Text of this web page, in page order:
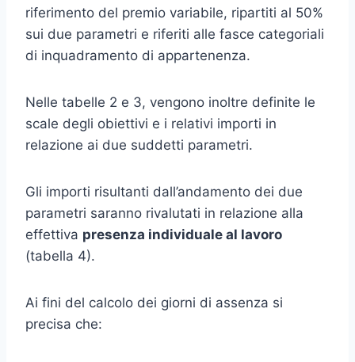
riferimento del pre­mio variabile, ripartiti al 50%
sui due parametri e riferiti alle fasce ca­tegoriali
di inquadramento di appartenenza.
Nelle tabelle 2 e 3, vengono inoltre definite le
scale degli obiettivi e i relativi importi in
relazione ai due suddetti parametri.
Gli importi risultanti dall’andamento dei due
parametri saranno ri­valutati in relazione alla
effettiva presenza individuale al lavoro
(tabella 4).
Ai fini del calcolo dei giorni di assenza si
precisa che: